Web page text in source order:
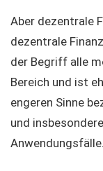
Aber dezentrale
dezentrale
der Begriff alle
Bereich und ist
engeren Sinne
und
Anwendungsfälle.